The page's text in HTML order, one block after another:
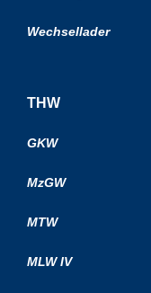
Wechsellader
THW
GKW
MzGW
MTW
MLW IV